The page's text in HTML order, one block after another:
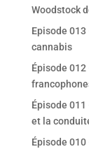
Woodstock
Episode
cannabis
Épisode
Épisode
et la
Épisode 010